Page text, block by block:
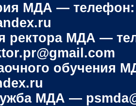
МДА — телефон:
ректора МДА —
обучения
МДА —